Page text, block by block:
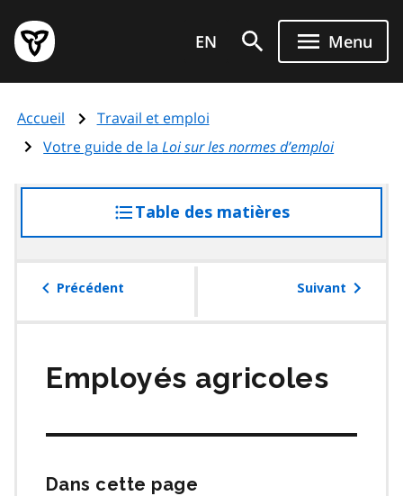
au
contenu
principal
Page
d'accueil
de
l'Ontario
EN Menu
Accueil
Travail et emploi
Votre guide de laLoi sur les normes d’emploi
Table des matières
à
table
Précédent Suivant
Employés agricoles
Dans cette page